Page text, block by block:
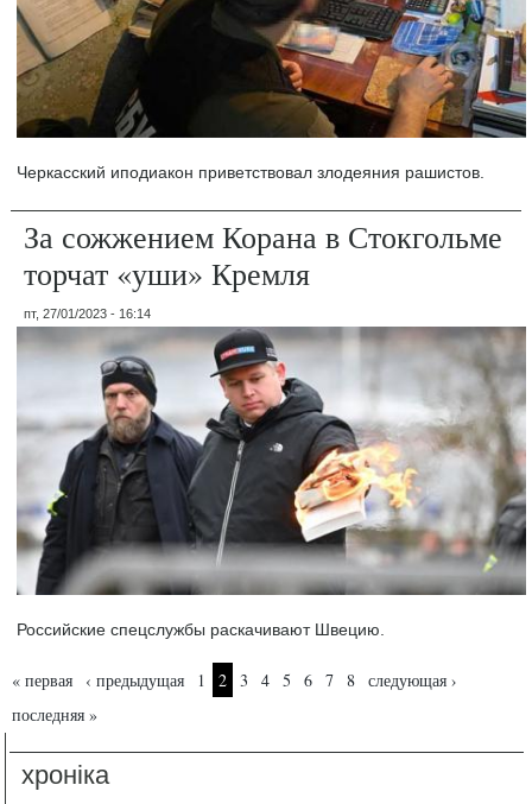
Черкасский иподиакон приветствовал злодеяния рашистов.
За сожжением Корана в Стокгольме
торчат «уши» Кремля
пт, 27/01/2023 - 16:14
Российские спецслужбы раскачивают Швецию.
Страницы
« первая ‹ предыдущая 1 2 3 4 5 6 7 8
следующая ›
последняя »
хроніка